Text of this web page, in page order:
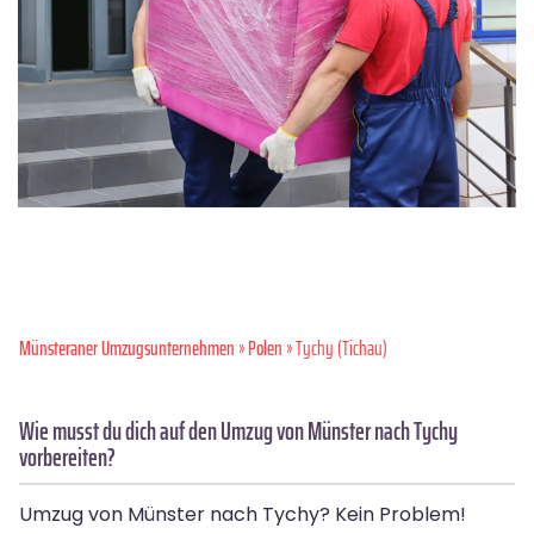
Münsteraner Umzugsunternehmen»Polen» Tychy (Tichau)
Wie musst du dich auf den Umzug von Münster nach Tychy
vorbereiten?
Umzug von Münster nach Tychy? Kein Problem!